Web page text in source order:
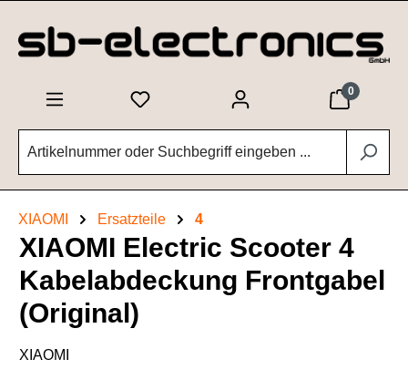
0
XIAOMI Ersatzteile 4
XIAOMI Electric Scooter 4
Kabelabdeckung Frontgabel
(Original)
XIAOMI